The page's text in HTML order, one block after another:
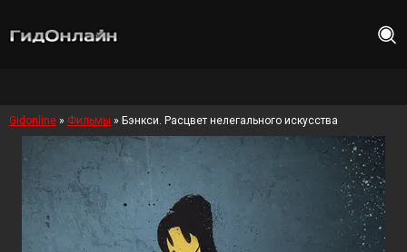
Gidonline » Фильмы » Бэнкси. Расцвет нелегального искусства